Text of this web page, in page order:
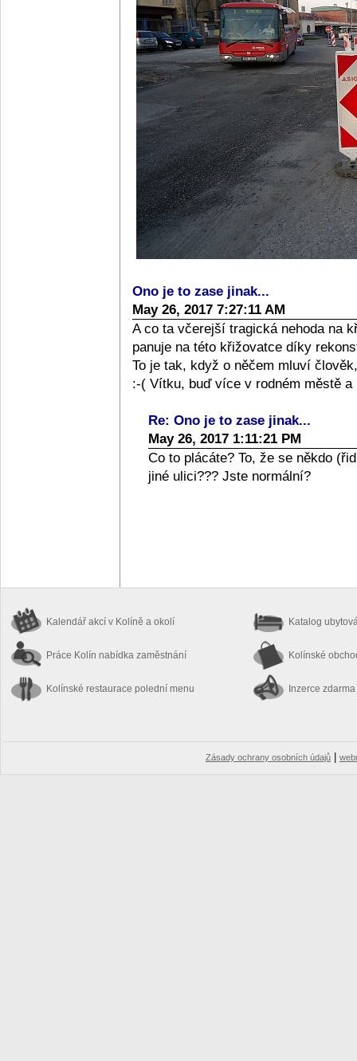
Ono je to zase jinak...
May 26, 2017 7:27:11 AM
A co ta včerejší tragická nehoda na
panuje na této křižovatce díky
To je tak, když o něčem mluví
:-( Vítku, buď více v rodném městě
Re: Ono je to zase jinak...
May 26, 2017 1:11:21 PM
Co to plácáte? To, že se někdo
jiné ulici??? Jste normální?
Kalendář akcí v Kolíně a okolí
Práce Kolín nabídka zaměstnání
Kolínské restaurace polední menu
Katalog
Kolínské
Inzerce zdarma
Zásady ochrany osobních údajů